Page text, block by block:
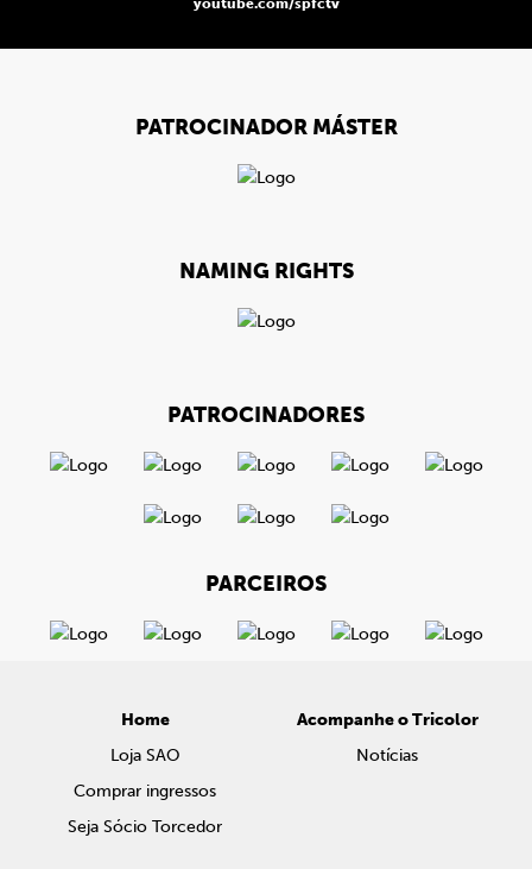
youtube.com/spfctv
PATROCINADOR MÁSTER
NAMING RIGHTS
PATROCINADORES
PARCEIROS
Home
Loja SAO
Comprar ingressos
Seja Sócio Torcedor
Acompanhe o Tricolor
Notícias